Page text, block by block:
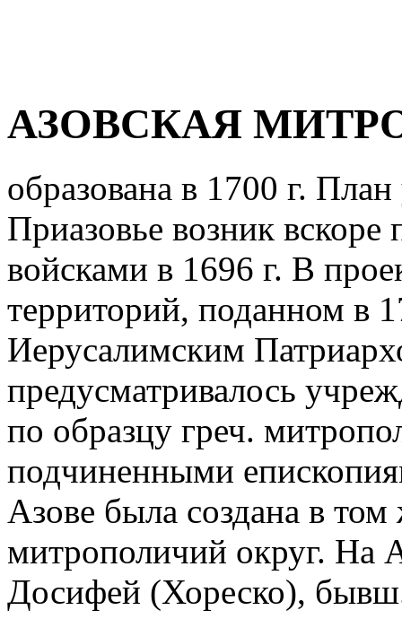
АЗОВСКАЯ
образована в 1700 г.
Приазовье возник вскоре
войсками в 1696 г. В
территорий, поданном в
Иерусалимским
предусматривалось
по образцу греч.
подчиненными
Азове была создана в том
митрополичий округ. На
Досифей (Хореско),